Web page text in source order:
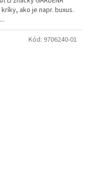
ako je napr. buxus.
Kód: 9706240-01